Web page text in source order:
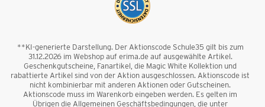
**KI-generierte Darstellung. Der Aktionscode Schule35 gilt bis zum
31.12.2026 im Webshop auf erima.de auf ausgewählte Artikel.
Geschenkgutscheine, Fanartikel, die Magic White Kollektion und
rabattierte Artikel sind von der Aktion ausgeschlossen. Aktionscode ist
nicht kombinierbar mit anderen Aktionen oder Gutscheinen.
Aktionscode muss im Warenkorb eingeben werden. Es gelten im
Übrigen die Allgemeinen Geschäftsbedingungen, die unter